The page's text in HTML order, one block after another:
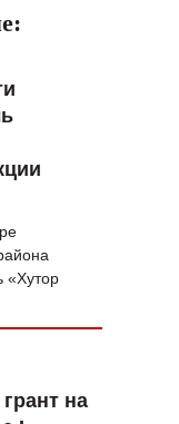
ПОРТАЛ
НЕДЕЛИ
ЖИЗНИ
ОСОБЕННЫЙ
«Хутор
на